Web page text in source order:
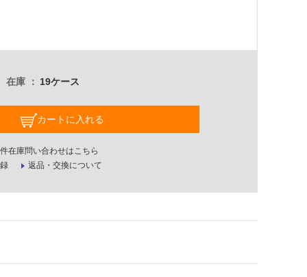
在庫 19ケース
カートに入れる
在庫問い合わせはこちら
返品・交換について